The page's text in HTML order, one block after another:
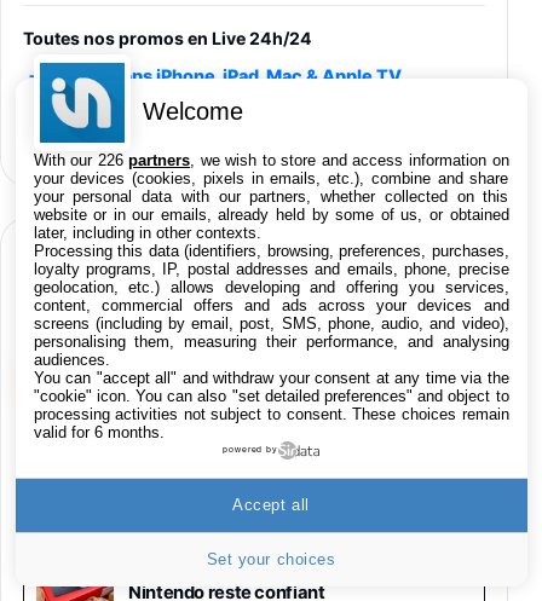
entraénement direct 3 vitesses (33-45-78
trs/min) avec pre-ampli intégré et port USB
348,99€
Smartphone SAMSUNG Galaxy S26 Ultra
Noir 256Go
891,99€1199€Fnac (Vendeur Tiers)
Smartphone SAMSUNG Galaxy S26+ Violet
256Go
749,99€1240,43€Fnac (Vendeur Tiers)
Galaxy S26 256 Go Bleu
648,63€ 834,71€ Fnac (Vendeur Tiers)
Samsung Galaxy Miracle Ultra, Smartphone
Android 5G avec Galaxy AI, 512 Go,
Chargeur Secteur Rapide 25W Inclus,
Smartphone déverrouillé, Noir, Version FR
Fnac (Vendeur Tiers)
Galaxy S26 Ultra 512 Go Bleu
1019€1399€ Fnac (Vendeur Tiers)
Toutes nos promos en Live 24h/24
sur les Apps iPhone, iPad, Mac & Apple TV
sur les films iTunes
sur les produits High-Tech
HIGH-TECH
EN CE MOMENT SUR KULTUREGEEK
VOIR KULTUREGEEK →
Piratage d’Intermarché : une enquête
ouverte après le vol de données des
Les ventes de Switch 2 ont chuté, mais
Nintendo reste confiant
Welcome
With our 226partners , we wish to store and access information on
your devices (cookies, pixels in emails, etc.), combine and share
your personal data with our partners, whether collected on this
website or in our emails, already held by some of us, or obtained
later, including in other contexts.
Processing this data (identifiers, browsing, preferences, purchases,
loyalty programs, IP, postal addresses and emails, phone, precise
geolocation, etc.) allows developing and offering you services,
content, commercial offers and ads across your devices and
screens (including by email, post, SMS, phone, audio, and video),
personalising them, measuring their performance, and analysing
audiences.
You can "accept all" and withdraw your consent at any time via the
"cookie" icon. You can also "set detailed preferences" and object to
processing activities not subject to consent. These choices remain
valid for 6 months.
powered by
Set your choices
Accept all